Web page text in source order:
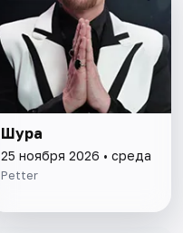
Шура
25 ноября 2026 • среда
Petter